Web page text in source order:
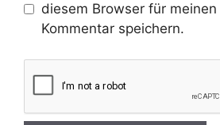
diesem Browser für
Kommentar speichern.